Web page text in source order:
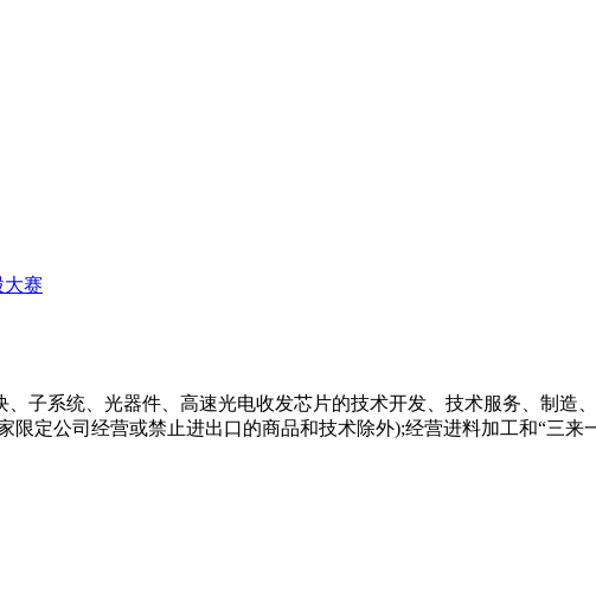
大赛
子系统、光器件、高速光电收发芯片的技术开发、技术服务、制造
限定公司经营或禁止进出口的商品和技术除外);经营进料加工和“三